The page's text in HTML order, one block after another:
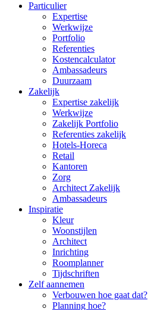
Particulier
Expertise
Werkwijze
Portfolio
Referenties
Kostencalculator
Ambassadeurs
Duurzaam
Zakelijk
Expertise zakelijk
Werkwijze
Zakelijk Portfolio
Referenties zakelijk
Hotels-Horeca
Retail
Kantoren
Zorg
Architect Zakelijk
Ambassadeurs
Inspiratie
Kleur
Woonstijlen
Architect
Inrichting
Roomplanner
Tijdschriften
Zelf aannemen
Verbouwen hoe gaat dat?
Planning hoe?